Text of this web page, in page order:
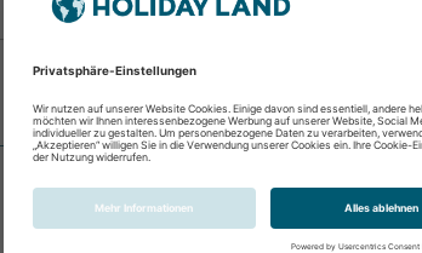
Diese Website wird durch
Datenschutzerklärung |